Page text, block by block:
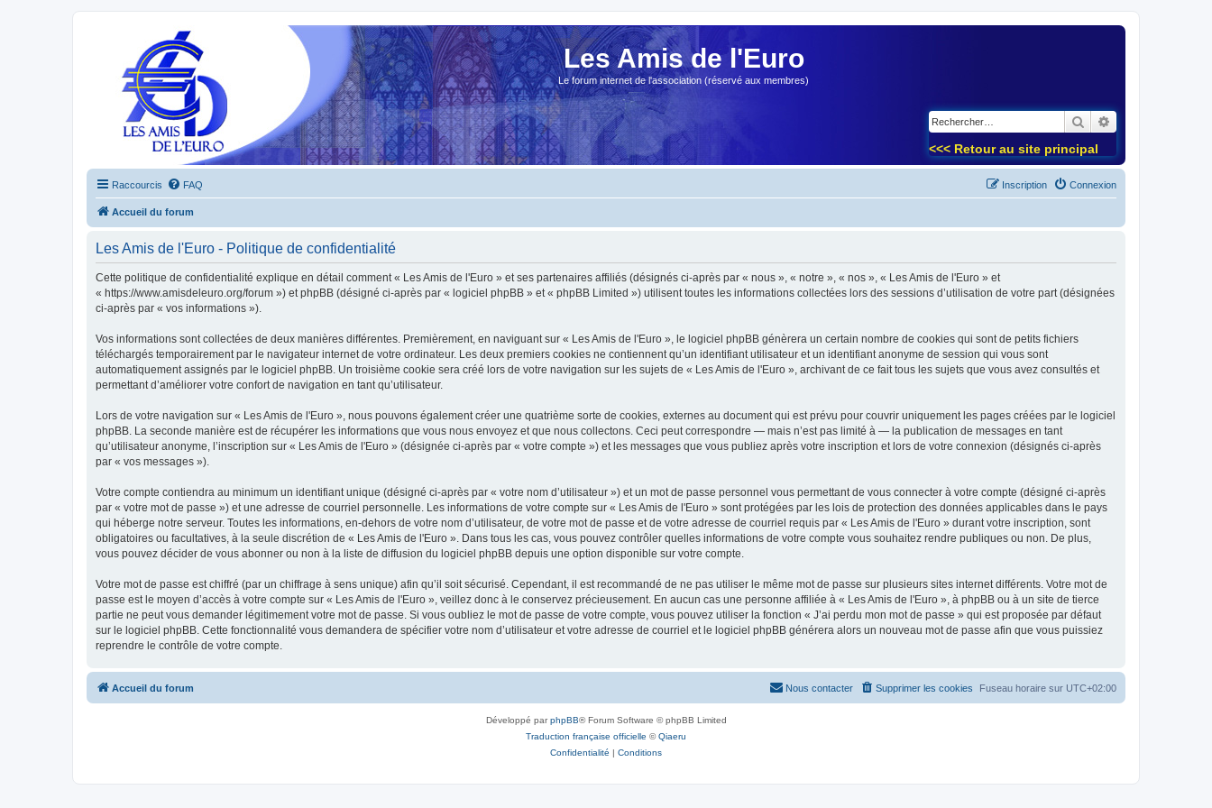
Les Amis de l'Euro
Le forum internet de l'association (réservé aux membres)
Rechercher
<<< Retour au site principal
Raccourcis FAQ Connexion
Inscription
Accueil du forum
Les Amis de l'Euro - Politique de confidentialité
Cette politique de confidentialité explique en détail comment « Les Amis de l'Euro » et ses partenaires affiliés (désignés ci-après par « nous », « notre », « nos », « Les Amis de l'Euro » et
« https://www.amisdeleuro.org/forum ») et phpBB (désigné ci-après par « logiciel phpBB » et « phpBB Limited ») utilisent toutes les informations collectées lors des sessions d’utilisation de votre part (désignées
ci-après par « vos informations »).
Vos informations sont collectées de deux manières différentes. Premièrement, en naviguant sur « Les Amis de l'Euro », le logiciel phpBB génèrera un certain nombre de cookies qui sont de petits fichiers
téléchargés temporairement par le navigateur internet de votre ordinateur. Les deux premiers cookies ne contiennent qu’un identifiant utilisateur et un identifiant anonyme de session qui vous sont
automatiquement assignés par le logiciel phpBB. Un troisième cookie sera créé lors de votre navigation sur les sujets de « Les Amis de l'Euro », archivant de ce fait tous les sujets que vous avez consultés et
permettant d’améliorer votre confort de navigation en tant qu’utilisateur.
Lors de votre navigation sur « Les Amis de l'Euro », nous pouvons également créer une quatrième sorte de cookies, externes au document qui est prévu pour couvrir uniquement les pages créées par le logiciel
phpBB. La seconde manière est de récupérer les informations que vous nous envoyez et que nous collectons. Ceci peut correspondre — mais n’est pas limité à — la publication de messages en tant
qu’utilisateur anonyme, l’inscription sur « Les Amis de l'Euro » (désignée ci-après par « votre compte ») et les messages que vous publiez après votre inscription et lors de votre connexion (désignés ci-après
par « vos messages »).
Votre compte contiendra au minimum un identifiant unique (désigné ci-après par « votre nom d’utilisateur ») et un mot de passe personnel vous permettant de vous connecter à votre compte (désigné ci-après
par « votre mot de passe ») et une adresse de courriel personnelle. Les informations de votre compte sur « Les Amis de l'Euro » sont protégées par les lois de protection des données applicables dans le pays
qui héberge notre serveur. Toutes les informations, en-dehors de votre nom d’utilisateur, de votre mot de passe et de votre adresse de courriel requis par « Les Amis de l'Euro » durant votre inscription, sont
obligatoires ou facultatives, à la seule discrétion de « Les Amis de l'Euro ». Dans tous les cas, vous pouvez contrôler quelles informations de votre compte vous souhaitez rendre publiques ou non. De plus,
vous pouvez décider de vous abonner ou non à la liste de diffusion du logiciel phpBB depuis une option disponible sur votre compte.
Votre mot de passe est chiffré (par un chiffrage à sens unique) afin qu’il soit sécurisé. Cependant, il est recommandé de ne pas utiliser le même mot de passe sur plusieurs sites internet différents. Votre mot de
passe est le moyen d’accès à votre compte sur « Les Amis de l'Euro », veillez donc à le conservez précieusement. En aucun cas une personne affiliée à « Les Amis de l'Euro », à phpBB ou à un site de tierce
partie ne peut vous demander légitimement votre mot de passe. Si vous oubliez le mot de passe de votre compte, vous pouvez utiliser la fonction « J’ai perdu mon mot de passe » qui est proposée par défaut
sur le logiciel phpBB. Cette fonctionnalité vous demandera de spécifier votre nom d’utilisateur et votre adresse de courriel et le logiciel phpBB générera alors un nouveau mot de passe afin que vous puissiez
reprendre le contrôle de votre compte.
Accueil du forum Fuseau horaire sur UTC+02:00
Supprimer les cookies
Nous contacter
Développé parphpBB® Forum Software © phpBB Limited
Traduction française officielle ©Qiaeru
Confidentialité | Conditions